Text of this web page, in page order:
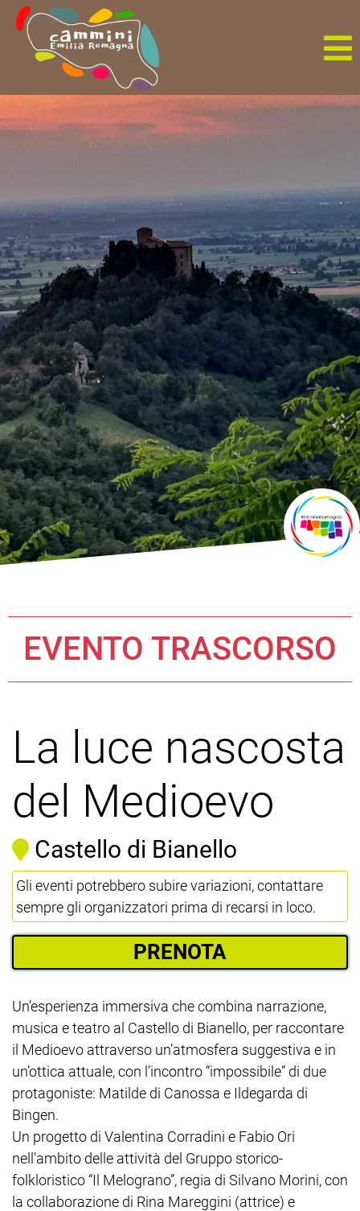
EVENTO TRASCORSO
La luce nascosta
del Medioevo
Castello di Bianello
Gli eventi potrebbero subire variazioni, contattare
sempre gli organizzatori prima di recarsi in loco.
PRENOTA
Un’esperienza immersiva che combina narrazione,
musica e teatro al Castello di Bianello, per raccontare
il Medioevo attraverso un’atmosfera suggestiva e in
un’ottica attuale, con l’incontro “impossibile” di due
protagoniste: Matilde di Canossa e Ildegarda di
Bingen.
Un progetto di Valentina Corradini e Fabio Ori
nell’ambito delle attività del Gruppo storico-
folkloristico “Il Melograno”, regia di Silvano Morini, con
la collaborazione di Rina Mareggini (attrice) e